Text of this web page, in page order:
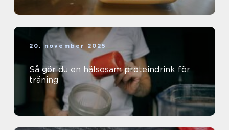
20. november 2025
Så gör du en hälsosam proteindrink för
träning